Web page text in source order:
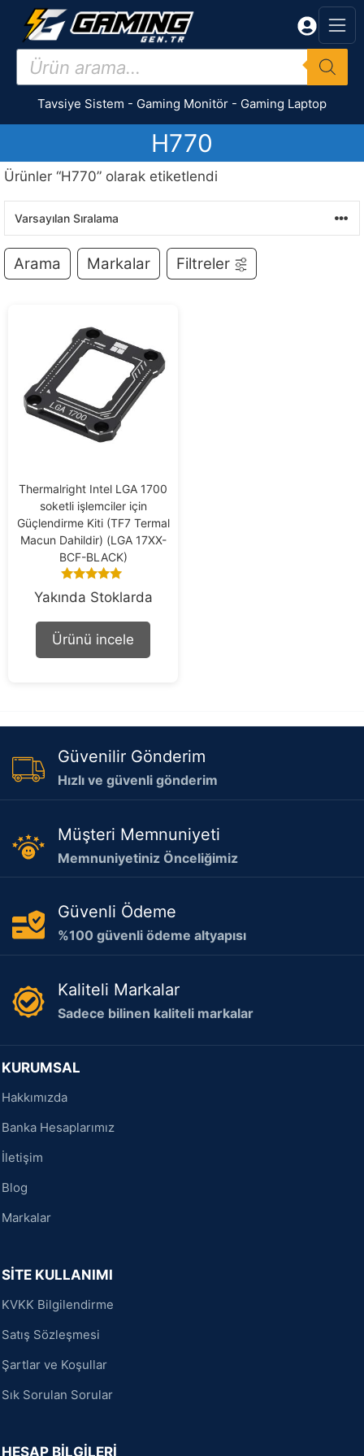
İçeriğe
Products
search
Tavsiye Sistem - Gaming Monitör - Gaming Laptop
H770
Ürünler “H770” olarak etiketlendi
Arama Markalar Filtreler
Thermalright Intel LGA 1700
soketli işlemciler için
Güçlendirme Kiti (TF7 Termal
Macun Dahildir) (LGA 17XX-
BCF-BLACK)
5.00
out of 5
Yakında Stoklarda
Ürünü incele
Güvenilir Gönderim
Hızlı ve güvenli gönderim
Müşteri Memnuniyeti
Memnuniyetiniz Önceliğimiz
Güvenli Ödeme
%100 güvenli ödeme altyapısı
Kaliteli Markalar
Sadece bilinen kaliteli markalar
KURUMSAL
Hakkımızda
Banka Hesaplarımız
İletişim
Blog
Markalar
SİTE KULLANIMI
KVKK Bilgilendirme
Satış Sözleşmesi
Şartlar ve Koşullar
Sık Sorulan Sorular
HESAP BİLGİLERİ